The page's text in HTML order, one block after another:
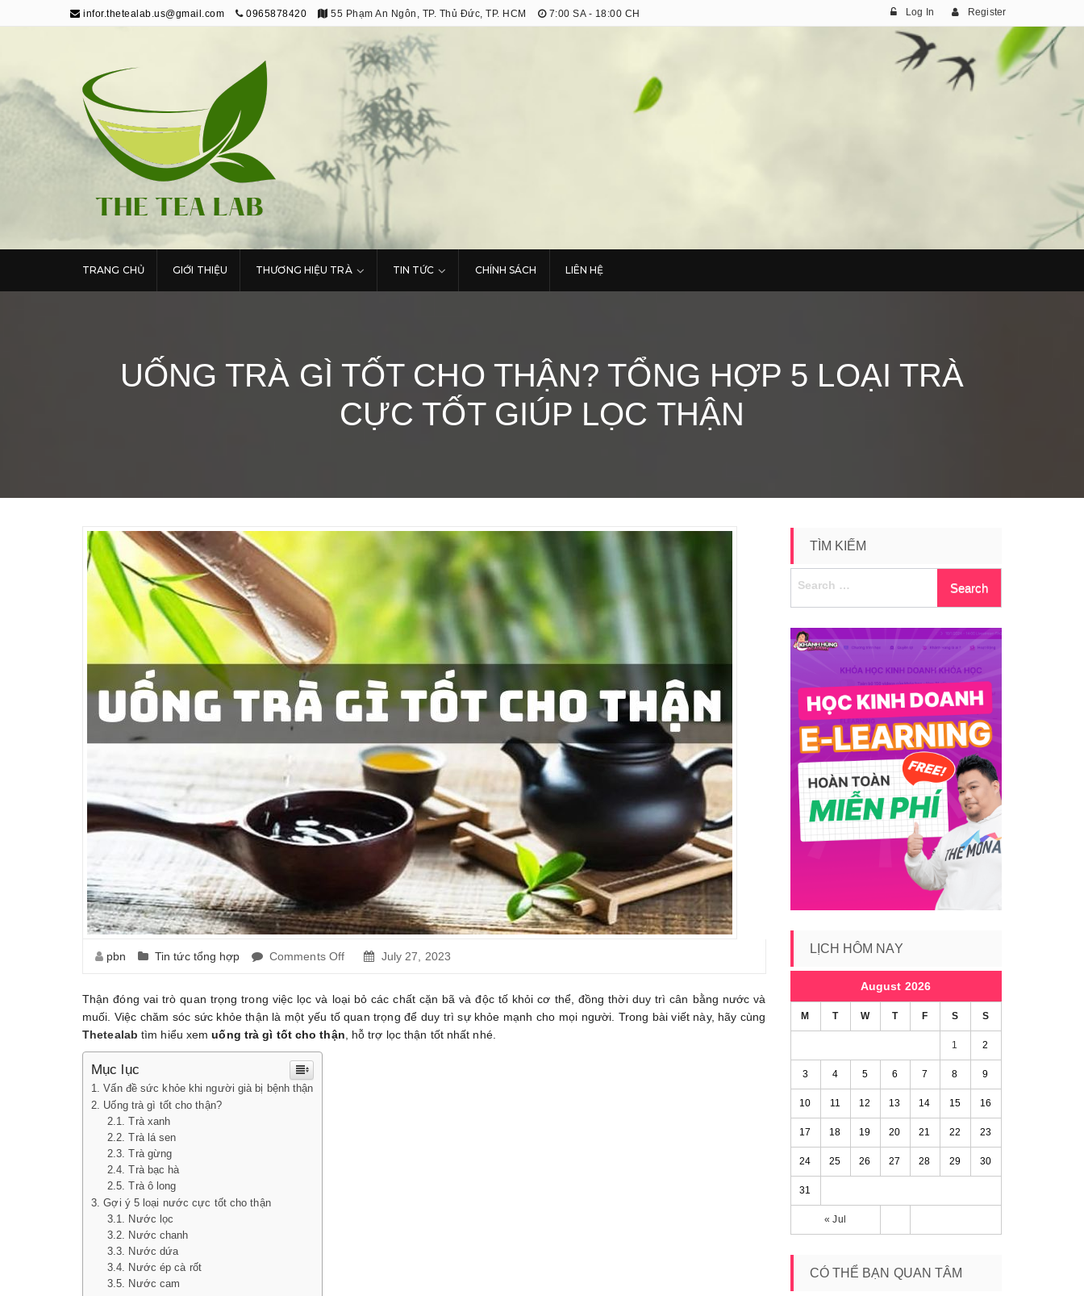
infor.thetealab.us@gmail.com 0965878420 55 Phạm An Ngôn, TP. Thủ Đức, TP. HCM 7:00 SA - 18:00 CH Log In Register
The Tea Lab
Trang Thông Tin Về Trà
TRANG CHỦ GIỚI THIỆU THƯƠNG HIỆU TRÀ TIN TỨC CHÍNH SÁCH LIÊN HỆ
UỐNG TRÀ GÌ TỐT CHO THẬN? TỔNG HỢP 5 LOẠI TRÀ
CỰC TỐT GIÚP LỌC THẬN
pbn Tin tức tổng hợp Comments Off
Tốt
July 27, 2023
Thận đóng vai trò quan trọng trong việc lọc và loại bỏ các chất cặn bã và độc tố khỏi cơ thể, đồng thời duy trì cân bằng nước và
muối. Việc chăm sóc sức khỏe thận là một yếu tố quan trọng để duy trì sự khỏe mạnh cho mọi người. Trong bài viết này, hãy cùng
Thetealab tìm hiểu xemuống trà gì tốt cho thận , hỗ trợ lọc thận tốt nhất nhé.
Mục lục
Vấn đề sức khỏe khi người già bị bệnh thận
Uống trà gì tốt cho thận?
Trà xanh
Trà lá sen
Trà gừng
Trà bạc hà
Trà ô long
Gợi ý 5 loại nước cực tốt cho thận
Nước lọc
Nước chanh
Nước dứa
Nước ép cà rốt
Nước cam
TÌM KIẾM
LỊCH HÔM NAY
August 2026
M T W T F S S
« Jul
1 2
3 4 5 6 7 8 9
10 11 12 13 14 15 16
17 18 19 20 21 22 23
24 25 26 27 28 29 30
31
CÓ THỂ BẠN QUAN TÂM